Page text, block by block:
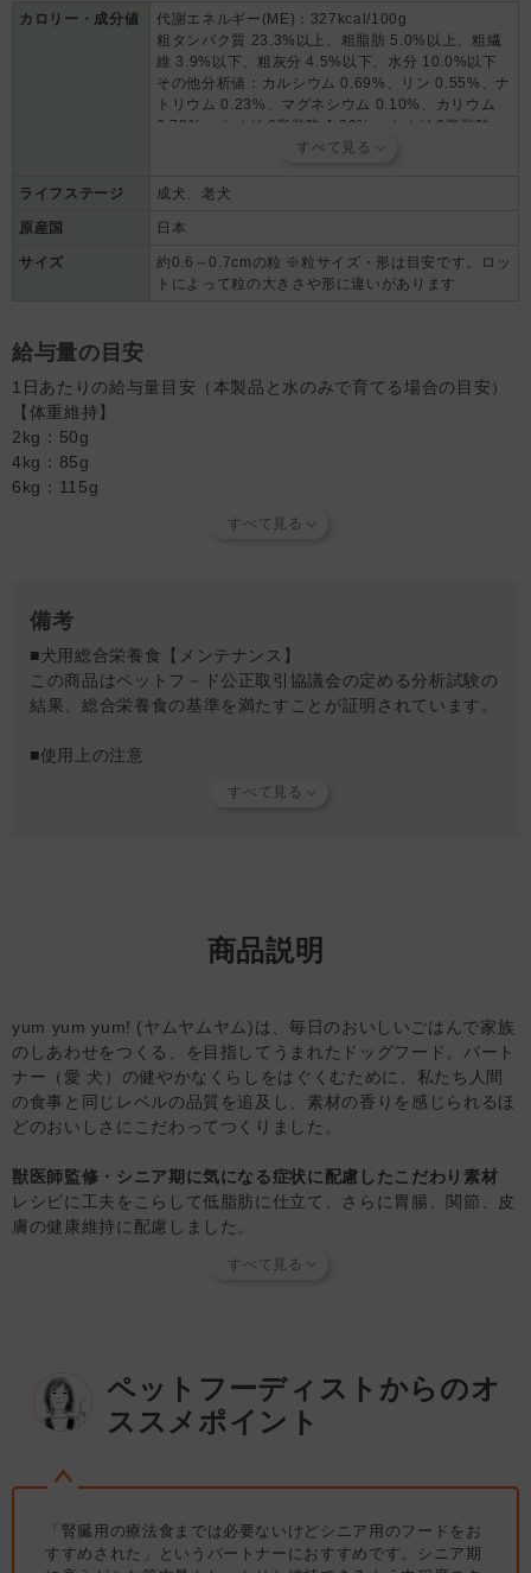
ルシウム、塩化カリウム、グルコン酸亜鉛、ピロリン酸第二鉄、グル
コン酸銅）、ビタミン類（ビタミンA、ビタミンD、ビタミンE、ビタ
ミンB2、ビタミンB12、パントテン酸カルシウム）、酸化防止剤（ロ
ーズマリー抽出物、ミックストコフェロール）
カロリー・成分値
代謝エネルギー(ME)：327kcal/100g
粗タンパク質 23.3%以上、粗脂肪 5.0%以上、粗繊
維 3.9%以下、粗灰分 4.5%以下、水分 10.0%以下
その他分析値：カルシウム 0.69%、リン 0.55%、ナ
トリウム 0.23%、マグネシウム 0.10%、カリウム
0.73%、オメガ-6脂肪酸 1.39%、オメガ-3脂肪酸
ライフステージ 成犬、老犬
原産国 日本
サイズ
約0.6～0.7cmの粒 ※粒サイズ・形は目安です。ロッ
トによって粒の大きさや形に違いがあります
給与量の目安
1日あたりの給与量目安（本製品と水のみで育てる場合の目安）
【体重維持】
2kg：50g
4kg：85g
6kg：115g
25kg：335g
【減量】
2kg：35g
4kg：60g
8kg：100g
備考
■犬用総合栄養食【メンテナンス】
この商品はペットフ－ド公正取引協議会の定める分析試験の
結果、総合栄養食の基準を満たすことが証明されています。
■使用上の注意
きが生じることがあります。
す。何らかの異常に気付かれた時は、給与を中断してお早め
に獣医師にご相談ください。
■保管方法
・高温多湿や直射日光を避け、風通しのよい場所に保管して
・開封後は1ヶ月を目安に使い切ってください。
・開封後は、ほこりや虫などが入らないように封をしっかり
閉じて衛生的に保管し、お早めに与えてください。
は こちら
をご覧ください。
【キャンセルについてご注意】
本商品はご注文タイミングやご注文内容によっては、購入履
い場合がございます。
ば、メール・お電話・マイページにてご注文をキャンセルい
ただけます。）
商品説明
yum yum yum! (ヤムヤムヤム)は、毎日のおいしいごはんで家族
のしあわせをつくる、を目指してうまれたドッグフード。パート
ナー（愛 犬）の健やかなくらしをはぐくむために、私たち人間
の食事と同じレベルの品質を追及し、素材の香りを感じられるほ
どのおいしさにこだわってつくりました。
獣医師監修・シニア期に気になる症状に配慮したこだわり素材
レシピに工夫をこらして低脂肪に仕立て、さらに胃腸、関節、皮
膚の健康維持に配慮しました。
シニア期のパートナー用に低脂肪にしました。
（3）気になる消化吸収をサポート ： 見た目が変わらなくて
も、体内の消化吸収力は加齢とともに衰えるもの。乳酸菌配合で
腸内細菌叢のバランスを整えます。
イチン配合により健康な関節の維持をサポートします。
にオメガ-6脂肪酸とオメガ-3脂肪酸のバランスを調整していま
す。
ペットフーディストからのオ
ススメポイント
「腎臓用の療法食までは必要ないけどシニア用のフードをお
すすめされた」というパートナーにおすすめです。シニア期